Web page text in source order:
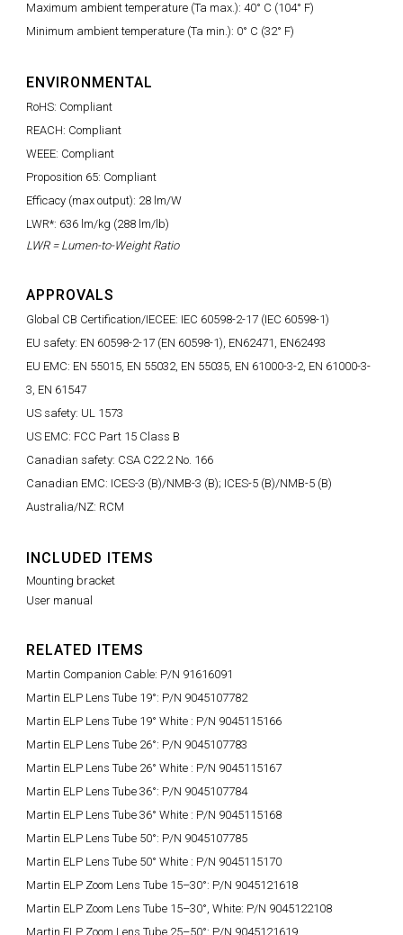
Maximum ambient temperature (Ta max.): 40° C (104° F)
Minimum ambient temperature (Ta min.): 0° C (32° F)
ENVIRONMENTAL
RoHS: Compliant
REACH: Compliant
WEEE: Compliant
Proposition 65: Compliant
Efficacy (max output): 28 lm/W
LWR*: 636 lm/kg (288 lm/lb)
LWR = Lumen-to-Weight Ratio
APPROVALS
Global CB Certification/IECEE: IEC 60598-2-17 (IEC 60598-1)
EU safety: EN 60598-2-17 (EN 60598-1), EN62471, EN62493
EU EMC: EN 55015, EN 55032, EN 55035, EN 61000-3-2, EN 61000-3-
3, EN 61547
US safety: UL 1573
US EMC: FCC Part 15 Class B
Canadian safety: CSA C22.2 No. 166
Canadian EMC: ICES-3 (B)/NMB-3 (B); ICES-5 (B)/NMB-5 (B)
Australia/NZ: RCM
INCLUDED ITEMS
Mounting bracket
User manual
RELATED ITEMS
Martin Companion Cable: P/N 91616091
Martin ELP Lens Tube 19°: P/N 9045107782
Martin ELP Lens Tube 19° White : P/N 9045115166
Martin ELP Lens Tube 26°: P/N 9045107783
Martin ELP Lens Tube 26° White : P/N 9045115167
Martin ELP Lens Tube 36°: P/N 9045107784
Martin ELP Lens Tube 36° White : P/N 9045115168
Martin ELP Lens Tube 50°: P/N 9045107785
Martin ELP Lens Tube 50° White : P/N 9045115170
Martin ELP Zoom Lens Tube 15–30°: P/N 9045121618
Martin ELP Zoom Lens Tube 15–30°, White: P/N 9045122108
Martin ELP Zoom Lens Tube 25–50°: P/N 9045121619